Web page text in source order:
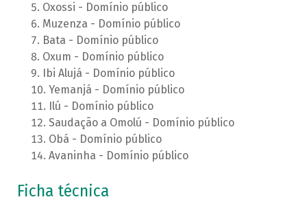
Oxossi - Domínio público
Muzenza - Domínio público
Bata - Domínio público
Oxum - Domínio público
Ibi Alujá - Domínio público
Yemanjá - Domínio público
Ilú - Domínio público
Saudação a Omolú - Domínio público
Obá - Domínio público
Avaninha - Domínio público
Ficha técnica